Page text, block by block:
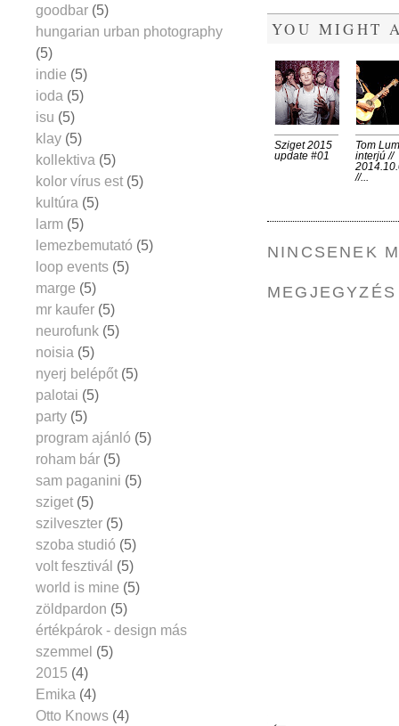
YOU MIGHT
Sziget 2015
update #01
Tom
interjú //
//...
NINCSENEK
goodbar (5)
hungarian urban photography
(5)
indie (5)
ioda (5)
isu (5)
klay (5)
kollektiva (5)
kolor vírus est (5)
kultúra (5)
larm (5)
lemezbemutató (5)
loop events (5)
marge (5)
mr kaufer (5)
neurofunk (5)
noisia (5)
nyerj belépőt (5)
palotai (5)
party (5)
program ajánló (5)
roham bár (5)
sam paganini (5)
sziget (5)
szilveszter (5)
szoba studió (5)
volt fesztivál (5)
world is mine (5)
zöldpardon (5)
értékpárok - design más
szemmel (5)
2015 (4)
Emika (4)
Otto Knows (4)